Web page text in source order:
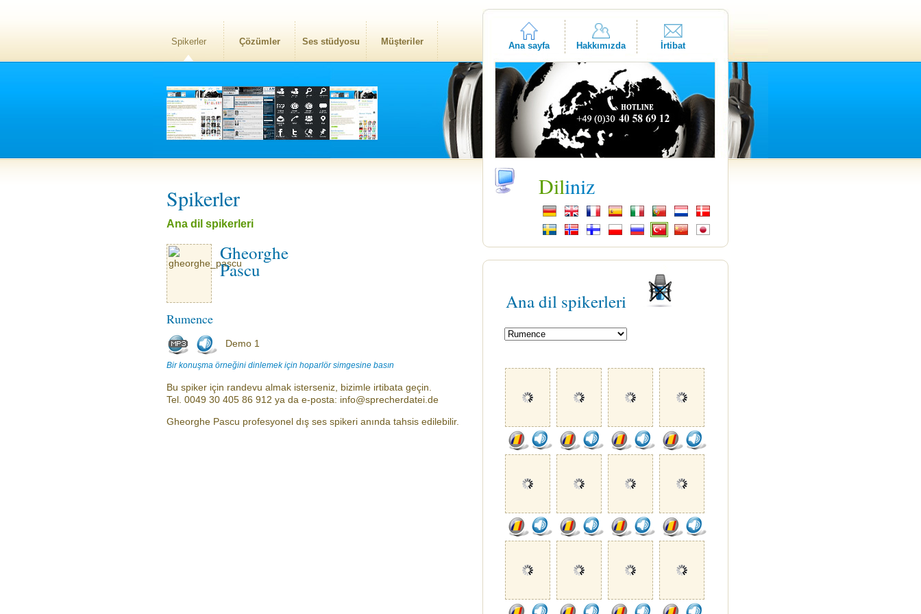
Spikerler Çözümler Ses stüdyosu Müşteriler Ana sayfa Hakkımızda İrtibat
Spikerler
Ana dil spikerleri
Gheorghe
Pascu
Rumence
Demo 1
Bir konuşma örneğini dinlemek için hoparlör simgesine basın
Bu spiker için randevu almak isterseniz, bizimle irtibata geçin.
Tel. 0049 30 405 86 912 ya da e-posta: info@sprecherdatei.de
Gheorghe Pascu profesyonel dış ses spikeri anında tahsis edilebilir.
Diliniz
Ana dil spikerleri